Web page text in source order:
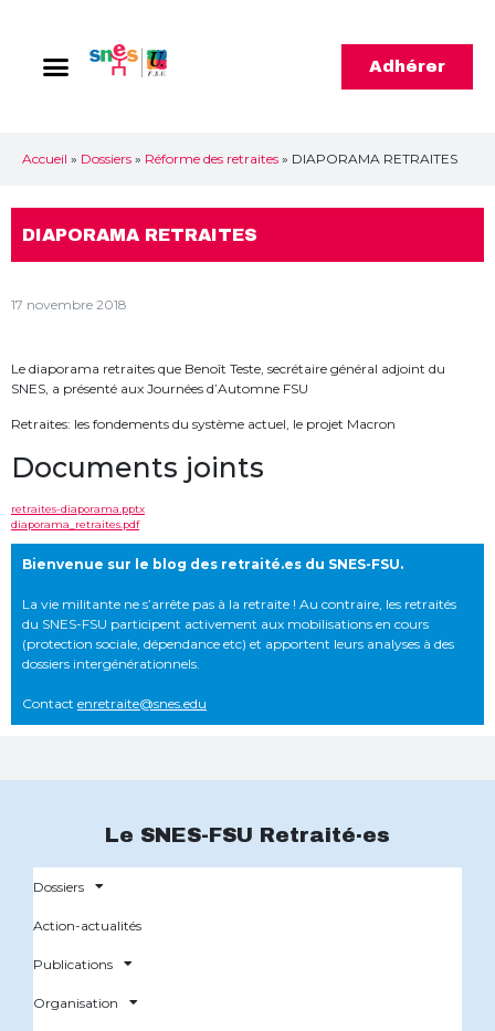
Adhérer
Accueil » Dossiers » Réforme des retraites » DIAPORAMA RETRAITES
DIAPORAMA RETRAITES
17 novembre 2018
Le diaporama retraites que Benoît Teste, secrétaire général adjoint du
SNES, a présenté aux Journées d’Automne FSU
Retraites: les fondements du système actuel, le projet Macron
Documents joints
retraites-diaporama.pptx
diaporama_retraites.pdf
Bienvenue sur le blog des retraité.es du SNES-FSU.
La vie militante ne s’arrête pas à la retraite ! Au contraire, les retraités
du SNES-FSU participent activement aux mobilisations en cours
(protection sociale, dépendance etc) et apportent leurs analyses à des
dossiers intergénérationnels.
Contact enretraite@snes.edu
Le SNES-FSU Retraité·es
Dossiers
Action-actualités
Publications
Organisation